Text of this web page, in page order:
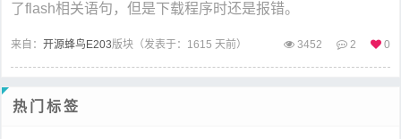
了flash相关语句，但是下载程序时还是报错。
来自： 开源蜂鸟E203版块（发表于：1615 天前） 3452 2 0
热门标签